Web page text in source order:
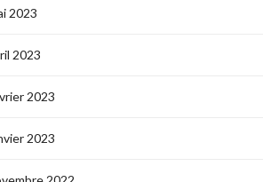
2023
2023
2023
2023